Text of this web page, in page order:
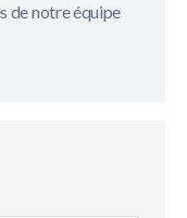
de notre équipe